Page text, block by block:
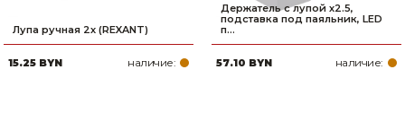
Лупа ручная 2х (REXANT)
15.25 BYN наличие:
Держатель с лупой х2.5,
подставка под паяльник, LED
п...
57.10 BYN наличие: